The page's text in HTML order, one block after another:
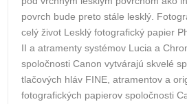
povrch bude preto stále lesklý.
celý život Lesklý fotografický papier
II a atramenty systémov Lucia a
spoločnosti Canon vytvárajú skvelé
tlačových hláv FINE, atramentov a
fotografických papierov spoločnosti